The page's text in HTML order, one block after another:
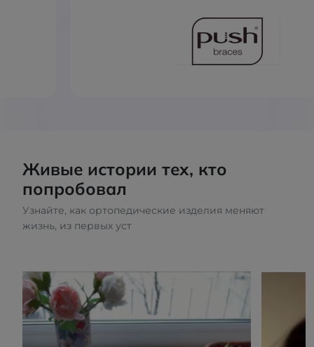
Живые истории тех, кто
попробовал
Узнайте, как ортопедические изделия меняют
жизнь, из первых уст